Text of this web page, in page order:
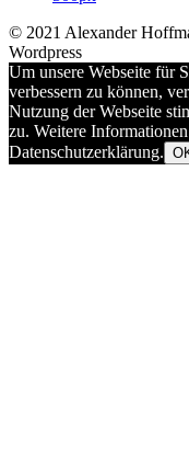
© 2021 Alexander
Wordpress
Um unsere Webseite für
verbessern zu können,
Nutzung der Webseite
zu. Weitere
Datenschutzerklärung.